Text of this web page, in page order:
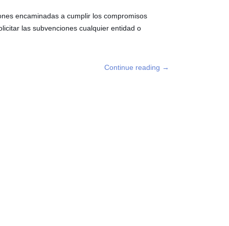
encaminadas a cumplir los compromisos
las subvenciones cualquier entidad o
Continue reading →